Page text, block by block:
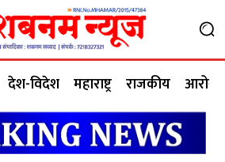
देश-विदेश महाराष्ट्र राजकीय आरोग्य